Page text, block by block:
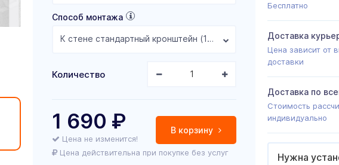
Способ монтажа
К стене стандартный кронштейн (104 мм)
Количество
В корзину
1 690 ₽
Цена не изменится!
Цена действительна при покупке без услуг
Бесплатно
Доставка
Цена зависит от
доставки
Доставка по
Стоимость
индивидуально
Нужна